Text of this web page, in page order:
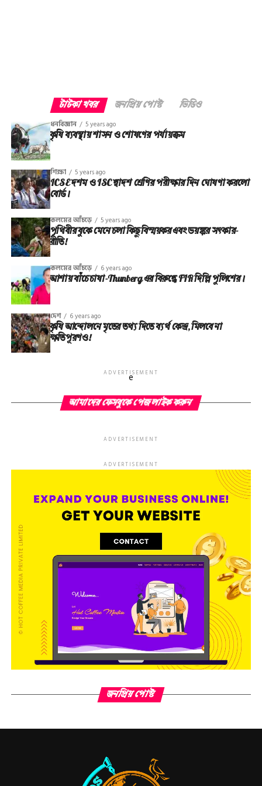
টাটকা খবর জনপ্রিয় পোস্ট ভিডিও
ধনবিজ্ঞান 5 years ago
কৃষি ব্যবস্থায় শাসন ও শোষণের পর্যায়ক্রম
শিক্ষা 5 years ago
ICSE দশম ও ISC দ্বাদশ শ্রেণির পরীক্ষার দিন ঘোষণা করলো
বোর্ড।
কলমের আঁচড়ে 5 years ago
পৃথিবীর বুকে মেনে চলা কিছু বিস্ময়কর এবং ভয়ঙ্কর সত্‍কার-
রীতি!
কলমের আঁচড়ে 6 years ago
আশায় বাঁচে চাষা-Thunberg এর বিরুদ্ধে FIR দিল্লি পুলিশের।
দেশ 6 years ago
কৃষি আন্দোলনে মৃতের তথ‌্য দিতে ব্যর্থ কেন্দ্র, মিলবে না
ক্ষতিপূরণও!
ADVERTISEMENT
e
আমাদের ফেসবুকে পেজ লাইক করুন
ADVERTISEMENT
ADVERTISEMENT
জনপ্রিয় পোস্ট